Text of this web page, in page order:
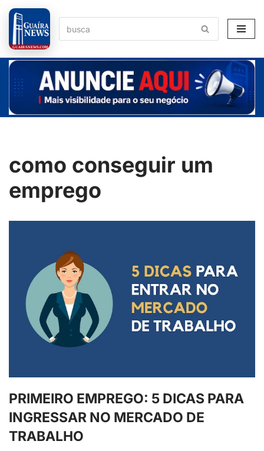
Pular
para
o
conteúdo
como conseguir um
emprego
PRIMEIRO EMPREGO: 5 DICAS PARA
INGRESSAR NO MERCADO DE
TRABALHO